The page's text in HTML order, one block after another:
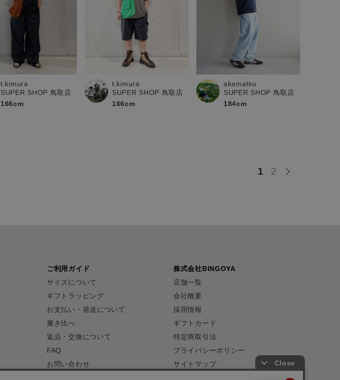
t.kimura
SUPER SHOP 鳥取店
166cm
t.kimura
SUPER SHOP 鳥取店
166cm
akamatsu
SUPER SHOP 鳥取店
184cm
1 2
ご利用ガイド
サイズについて
ギフトラッピング
お支払い・発送について
履き比べ
返品・交換について
FAQ
お問い合わせ
株式会社BINGOYA
店舗一覧
会社概要
採用情報
ギフトカード
特定商取引法
プライバシーポリシー
サイトマップ